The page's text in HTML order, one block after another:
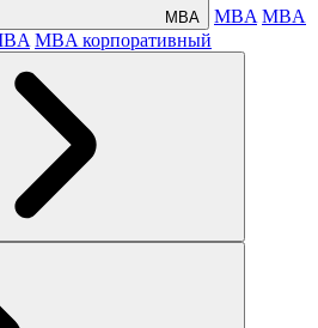
МВА MBA MBA
MBA корпоративный